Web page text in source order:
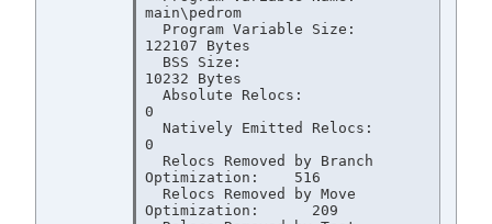
main\pedrom
122107 Bytes
10232 Bytes
0
0
Optimization:    516
Optimization:      209